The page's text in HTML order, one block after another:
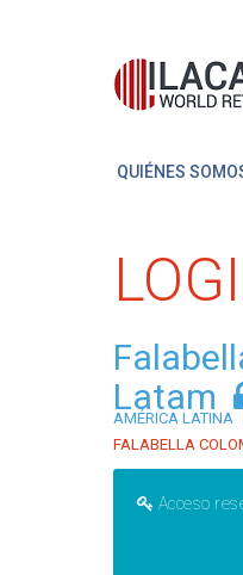
QUIÉNES
Latam
AMÉRICA LATINA
FALABELLA
Acceso